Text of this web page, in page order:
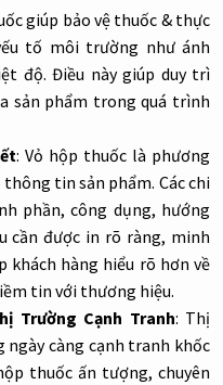
giúp bảo vệ thuốc & thực
tố môi trường như ánh
độ. Điều này giúp duy trì
sản phẩm trong quá trình
: Vỏ hộp thuốc là phương
tin sản phẩm. Các chi
phần, công dụng, hướng
cần được in rõ ràng, minh
khách hàng hiểu rõ hơn về
tin với thương hiệu.
Trường Cạnh Tranh: Thị
càng cạnh tranh khốc
thuốc ấn tượng, chuyên